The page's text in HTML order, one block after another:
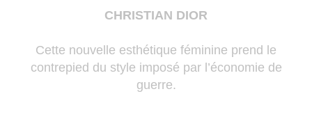
CHRISTIAN DIOR
Cette nouvelle esthétique féminine prend le
contrepied du style imposé par l’économie de
guerre.